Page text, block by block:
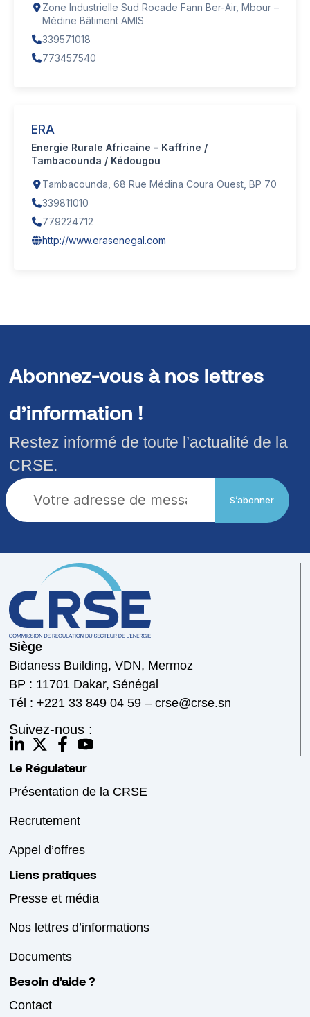
Zone Industrielle Sud Rocade Fann Ber-Air, Mbour –
Médine Bâtiment AMIS
339571018
773457540
ERA
Energie Rurale Africaine – Kaffrine /
Tambacounda / Kédougou
Tambacounda, 68 Rue Médina Coura Ouest, BP 70
339811010
779224712
http://www.erasenegal.com
Abonnez-vous à nos lettres
d’information !
Restez informé de toute l’actualité de la
CRSE.
S’abonner
Siège
Bidaness Building, VDN, Mermoz
BP : 11701 Dakar, Sénégal
Tél : +221 33 849 04 59 – crse@crse.sn
Suivez-nous :
Le Régulateur
Présentation de la CRSE
Recrutement
Appel d’offres
Liens pratiques
Presse et média
Nos lettres d’informations
Documents
Besoin d’aide ?
Contact